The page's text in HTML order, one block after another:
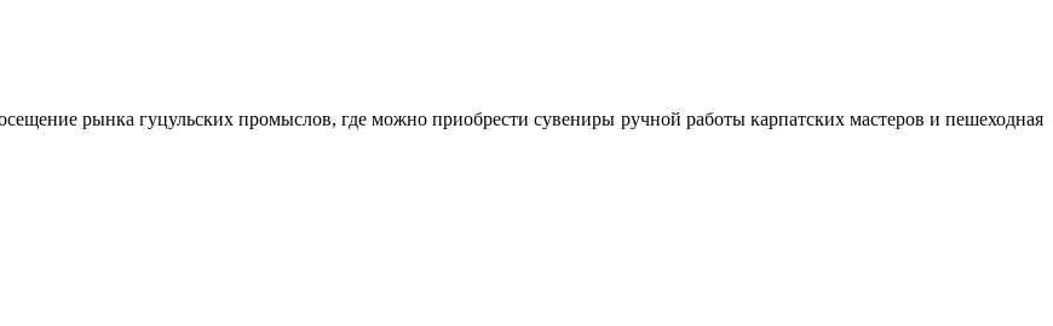
рынка гуцульских промыслов, где можно приобрести сувениры ручной работы карпатских мастеров и пешеходная